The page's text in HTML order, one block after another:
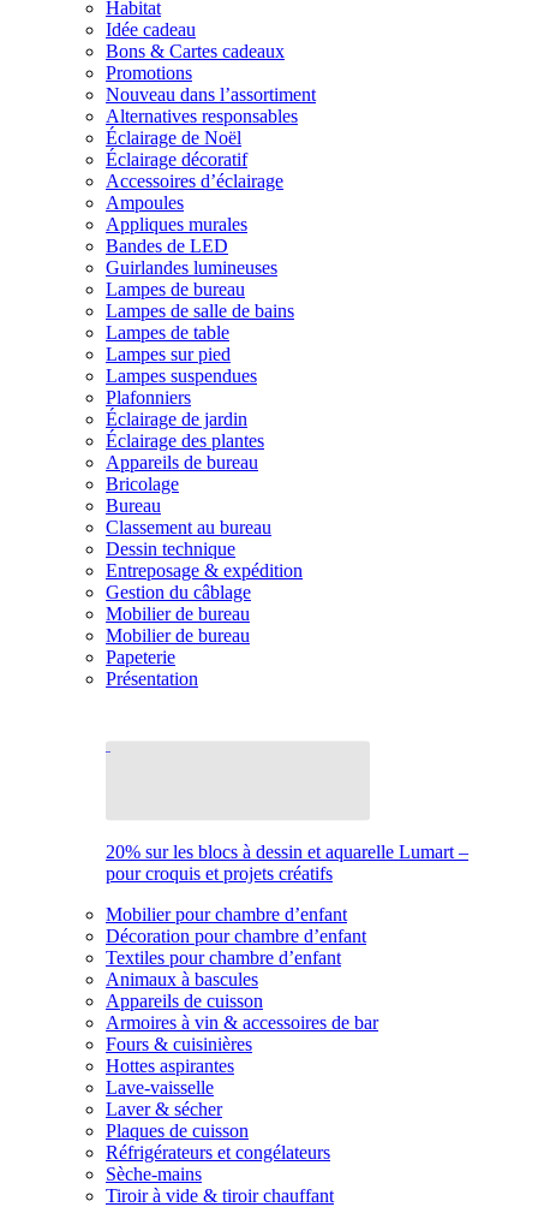
Habitat
Idée cadeau
Bons & Cartes cadeaux
Promotions
Nouveau dans l’assortiment
Alternatives responsables
Éclairage de Noël
Éclairage décoratif
Accessoires d’éclairage
Ampoules
Appliques murales
Bandes de LED
Guirlandes lumineuses
Lampes de bureau
Lampes de salle de bains
Lampes de table
Lampes sur pied
Lampes suspendues
Plafonniers
Éclairage de jardin
Éclairage des plantes
Appareils de bureau
Bricolage
Bureau
Classement au bureau
Dessin technique
Entreposage & expédition
Gestion du câblage
Mobilier de bureau
Mobilier de bureau
Papeterie
Présentation
20% sur les blocs à dessin et aquarelle Lumart –
pour croquis et projets créatifs
Mobilier pour chambre d’enfant
Décoration pour chambre d’enfant
Textiles pour chambre d’enfant
Animaux à bascules
Appareils de cuisson
Armoires à vin & accessoires de bar
Fours & cuisinières
Hottes aspirantes
Lave-vaisselle
Laver & sécher
Plaques de cuisson
Réfrigérateurs et congélateurs
Sèche-mains
Tiroir à vide & tiroir chauffant